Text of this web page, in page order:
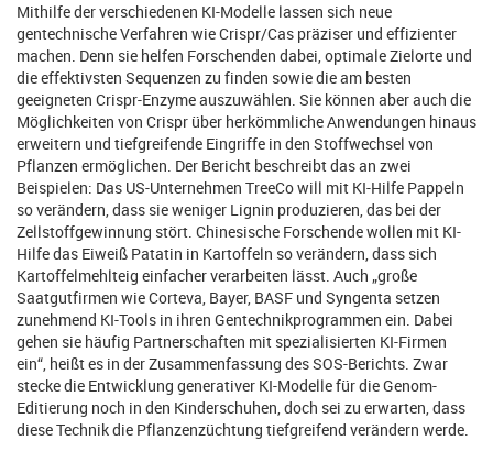
Mithilfe der verschiedenen KI-Modelle lassen sich neue
gentechnische Verfahren wie Crispr/Cas präziser und effizienter
machen. Denn sie helfen Forschenden dabei, optimale Zielorte und
die effektivsten Sequenzen zu finden sowie die am besten
geeigneten Crispr-Enzyme auszuwählen. Sie können aber auch die
Möglichkeiten von Crispr über herkömmliche Anwendungen hinaus
erweitern und tiefgreifende Eingriffe in den Stoffwechsel von
Pflanzen ermöglichen. Der Bericht beschreibt das an zwei
Beispielen: Das US-Unternehmen TreeCo will mit KI-Hilfe Pappeln
so verändern, dass sie weniger Lignin produzieren, das bei der
Zellstoffgewinnung stört. Chinesische Forschende wollen mit KI-
Hilfe das Eiweiß Patatin in Kartoffeln so verändern, dass sich
Kartoffelmehlteig einfacher verarbeiten lässt. Auch „große
Saatgutfirmen wie Corteva, Bayer, BASF und Syngenta setzen
zunehmend KI-Tools in ihren Gentechnikprogrammen ein. Dabei
gehen sie häufig Partnerschaften mit spezialisierten KI-Firmen
ein“, heißt es in der Zusammenfassung des SOS-Berichts. Zwar
stecke die Entwicklung generativer KI-Modelle für die Genom-
Editierung noch in den Kinderschuhen, doch sei zu erwarten, dass
diese Technik die Pflanzenzüchtung tiefgreifend verändern werde.